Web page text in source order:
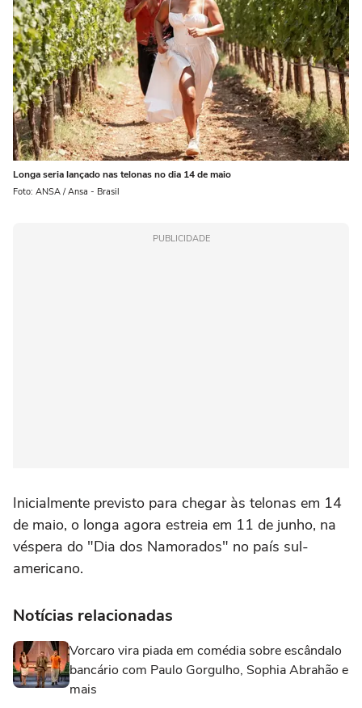
Longa seria lançado nas telonas no dia 14 de maio
Foto: ANSA / Ansa - Brasil
PUBLICIDADE
Inicialmente previsto para chegar às telonas em 14
de maio, o longa agora estreia em 11 de junho, na
véspera do "Dia dos Namorados" no país sul-
americano.
Notícias relacionadas
Vorcaro vira piada em comédia sobre escândalo
bancário com Paulo Gorgulho, Sophia Abrahão e
mais